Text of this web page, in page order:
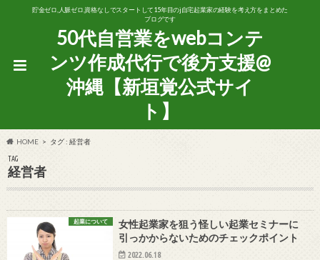
貯金ゼロ,人脈ゼロ,資格なしでスタートして15年目のj自宅起業家の経験を考え方をまとめた
ブログです
50代自営業をwebコンテ
ンツ作成代行で後方支援@
沖縄【新垣覚公式サイ
ト】
HOME タグ : 経営者
TAG
経営者
起業について
女性起業家を狙う怪しい起業セミナーに
引っかからないためのチェックポイント
2022.06.18